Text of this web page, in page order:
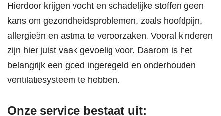
Hierdoor krijgen vocht en schadelijke stoffen geen
kans om gezondheidsproblemen, zoals hoofdpijn,
allergieën en astma te veroorzaken. Vooral kinderen
zijn hier juist vaak gevoelig voor. Daarom is het
belangrijk een goed ingeregeld en onderhouden
ventilatiesysteem te hebben.
Onze service bestaat uit: